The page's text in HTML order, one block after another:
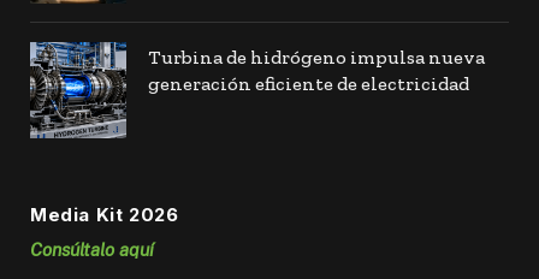
Turbina de hidrógeno impulsa nueva
generación eficiente de electricidad
Media Kit 2026
Consúltalo aquí